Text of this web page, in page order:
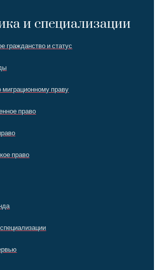
и специализации
гражданство и статус
миграционному праву
право
право